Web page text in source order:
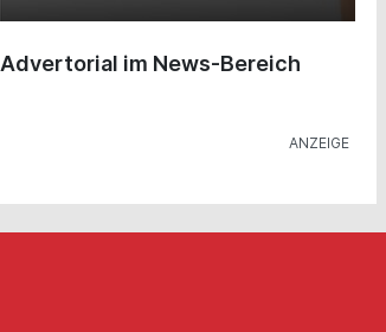
Advertorial im News-Bereich